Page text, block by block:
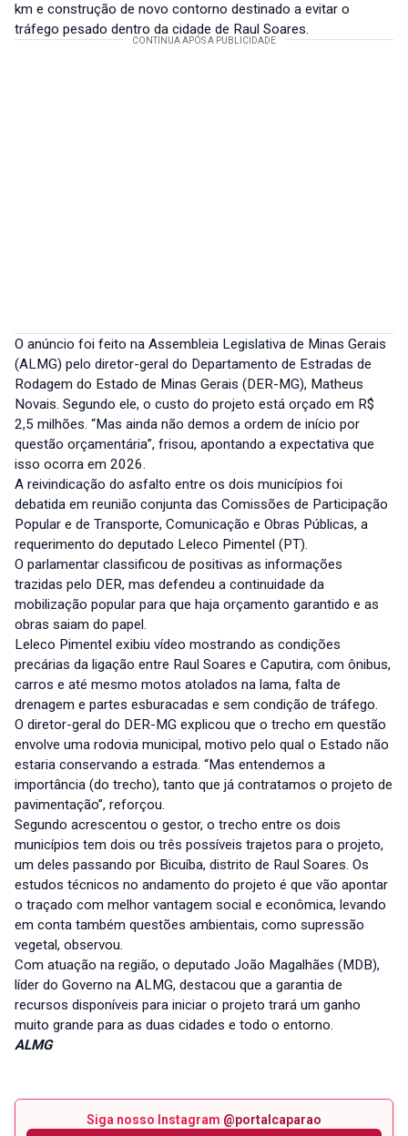
km e construção de novo contorno destinado a evitar o
tráfego pesado dentro da cidade de Raul Soares.
O anúncio foi feito na Assembleia Legislativa de Minas Gerais
(ALMG) pelo diretor-geral do Departamento de Estradas de
Rodagem do Estado de Minas Gerais (DER-MG), Matheus
Novais. Segundo ele, o custo do projeto está orçado em R$
2,5 milhões. “Mas ainda não demos a ordem de início por
questão orçamentária”, frisou, apontando a expectativa que
isso ocorra em 2026.
A reivindicação do asfalto entre os dois municípios foi
debatida em reunião conjunta das Comissões de Participação
Popular e de Transporte, Comunicação e Obras Públicas, a
requerimento do deputado Leleco Pimentel (PT).
O parlamentar classificou de positivas as informações
trazidas pelo DER, mas defendeu a continuidade da
mobilização popular para que haja orçamento garantido e as
obras saiam do papel.
Leleco Pimentel exibiu vídeo mostrando as condições
precárias da ligação entre Raul Soares e Caputira, com ônibus,
carros e até mesmo motos atolados na lama, falta de
drenagem e partes esburacadas e sem condição de tráfego.
O diretor-geral do DER-MG explicou que o trecho em questão
envolve uma rodovia municipal, motivo pelo qual o Estado não
estaria conservando a estrada. “Mas entendemos a
importância (do trecho), tanto que já contratamos o projeto de
pavimentação”, reforçou.
Segundo acrescentou o gestor, o trecho entre os dois
municípios tem dois ou três possíveis trajetos para o projeto,
um deles passando por Bicuíba, distrito de Raul Soares. Os
estudos técnicos no andamento do projeto é que vão apontar
o traçado com melhor vantagem social e econômica, levando
em conta também questões ambientais, como supressão
vegetal, observou.
Com atuação na região, o deputado João Magalhães (MDB),
líder do Governo na ALMG, destacou que a garantia de
recursos disponíveis para iniciar o projeto trará um ganho
muito grande para as duas cidades e todo o entorno.
ALMG
Siga nosso Instagram @portalcaparao